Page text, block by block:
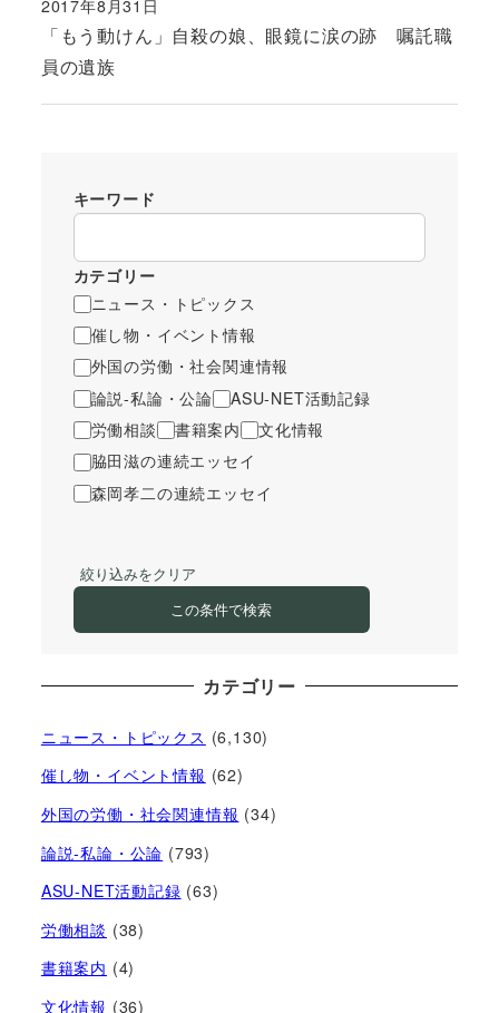
「もう動けん」自殺の娘、眼鏡に涙の跡 嘱託職
員の遺族
投稿日
2017年8月31日
キーワード
カテゴリー
ニュース・トピックス
催し物・イベント情報
外国の労働・社会関連情報
論説-私論・公論
ASU-NET活動記録
労働相談
書籍案内
文化情報
脇田滋の連続エッセイ
森岡孝二の連続エッセイ
絞り込みをクリア
この条件で検索
カテゴリー
ニュース・トピックス (6,130)
催し物・イベント情報 (62)
外国の労働・社会関連情報 (34)
論説-私論・公論 (793)
ASU-NET活動記録 (63)
労働相談 (38)
書籍案内 (4)
文化情報 (36)